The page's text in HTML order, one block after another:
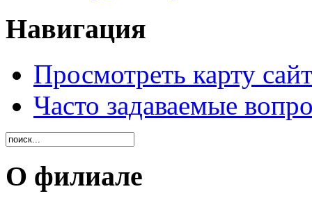
Навигация
Просмотреть карту
Часто задаваемые
О филиале